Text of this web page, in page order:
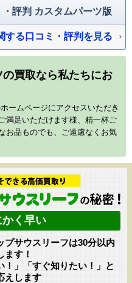
評判 カスタムパーツ版
する口コミ・評判を見る
の買取なら私たちにお
ームページにアクセスいただき
満足いただけます様、精一杯ご
お品ものでも、ご遠慮なくお気
く早い
プサウスリーフは30分以内
ます！
！」「すぐ知りたい！」と
えします